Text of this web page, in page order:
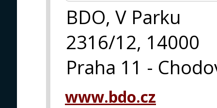
BDO, V Parku
2316/12, 14000
Praha 11 -
www.bdo.cz